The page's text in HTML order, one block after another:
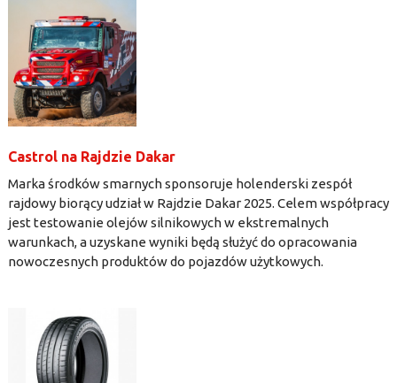
Castrol na Rajdzie Dakar
Marka środków smarnych sponsoruje holenderski zespół
rajdowy biorący udział w Rajdzie Dakar 2025. Celem współpracy
jest testowanie olejów silnikowych w ekstremalnych
warunkach, a uzyskane wyniki będą służyć do opracowania
nowoczesnych produktów do pojazdów użytkowych.